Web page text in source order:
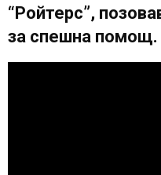
“Ройтерс”,
за спешна помощ.